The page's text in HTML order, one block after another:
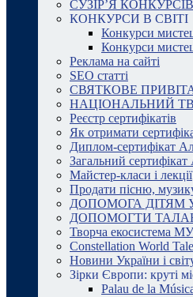
СУЗІР’Я КОНКУРСІВ
КОНКУРСИ В СВІТІ
Конкурси
Конкурси
Реклама на сайті
SEO статті
СВЯТКОВЕ
НАЦІОНАЛЬНИЙ
Реєстр сертифікатів
Як отримати
Диплом-сертифікат
Загальний сертифікат
Майстер-класи і лекції
Продати пісню,
ДОПОМОГА ДІТЯМ
ДОПОМОГТИ
Творча екосистема
Constellation World
Новини України і
Зірки Європи: круті
Palau de la